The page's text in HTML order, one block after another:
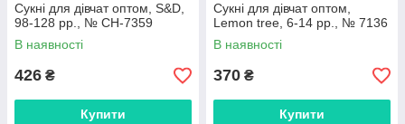
Сукні для дівчат оптом, S&D,
98-128 рр., № CH-7359
В наявності
426 ₴
Купити
Сукні для дівчат оптом,
Lemon tree, 6-14 рр., № 7136
В наявності
370 ₴
Купити